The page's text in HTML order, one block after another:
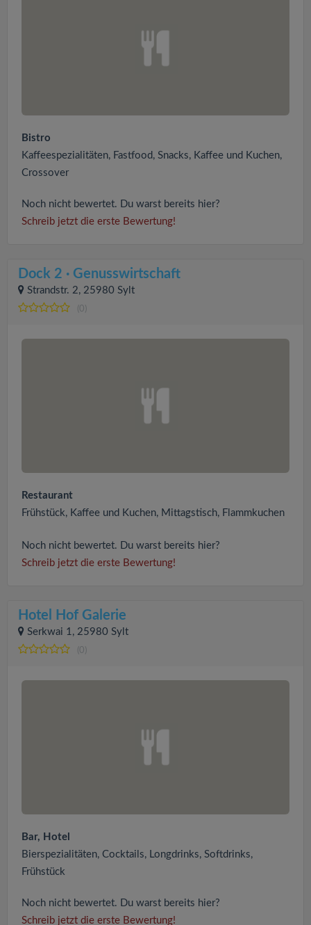
Bistro
Kaffeespezialitäten, Fastfood, Snacks, Kaffee und Kuchen,
Crossover
Noch nicht bewertet. Du warst bereits hier?
Schreib jetzt die erste Bewertung!
Dock 2 · Genusswirtschaft
Strandstr. 2, 25980 Sylt
(0)
Restaurant
Frühstück, Kaffee und Kuchen, Mittagstisch, Flammkuchen
Noch nicht bewertet. Du warst bereits hier?
Schreib jetzt die erste Bewertung!
Hotel Hof Galerie
Serkwai 1, 25980 Sylt
(0)
Bar, Hotel
Bierspezialitäten, Cocktails, Longdrinks, Softdrinks,
Frühstück
Noch nicht bewertet. Du warst bereits hier?
Schreib jetzt die erste Bewertung!